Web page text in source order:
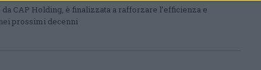
CAP Holding, è finalizzata a rafforzare l’efficienza e
prossimi decenni